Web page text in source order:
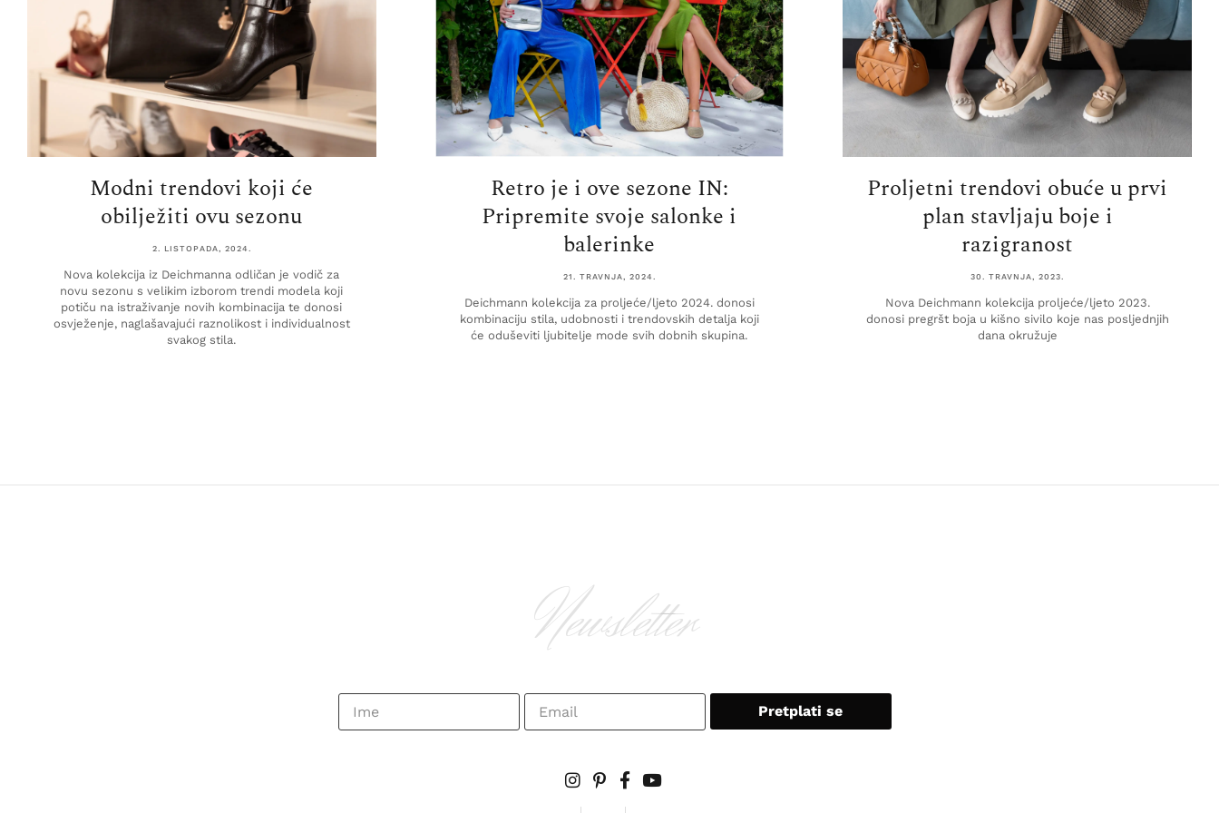
Modni trendovi koji će
obilježiti ovu sezonu
2. LISTOPADA, 2024.
Nova kolekcija iz Deichmanna odličan je vodič za
novu sezonu s velikim izborom trendi modela koji
potiču na istraživanje novih kombinacija te donosi
osvježenje, naglašavajući raznolikost i individualnost
svakog stila.
Retro je i ove sezone IN:
Pripremite svoje salonke i
balerinke
21. TRAVNJA, 2024.
Deichmann kolekcija za proljeće/ljeto 2024. donosi
kombinaciju stila, udobnosti i trendovskih detalja koji
će oduševiti ljubitelje mode svih dobnih skupina.
Proljetni trendovi obuće u prvi
plan stavljaju boje i
razigranost
30. TRAVNJA, 2023.
Nova Deichmann kolekcija proljeće/ljeto 2023.
donosi pregršt boja u kišno sivilo koje nas posljednjih
dana okružuje
Newsletter